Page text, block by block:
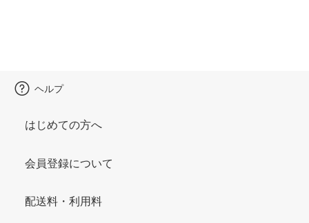
ヘルプ
はじめての方へ
会員登録について
配送料・利用料